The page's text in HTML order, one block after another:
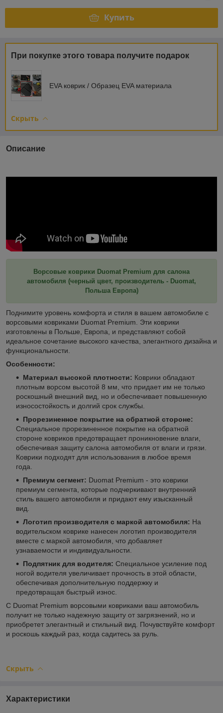
Купить
При покупке этого товара получите подарок
EVA коврик / Образец EVA материала
Скрыть
Описание
Ворсовые коврики Duomat Premium для салона
автомобиля (черный цвет, производитель - Duomat,
Польша Европа)
Поднимите уровень комфорта и стиля в вашем автомобиле с
ворсовыми ковриками Duomat Premium. Эти коврики
изготовлены в Польше, Европа, и представляют собой
идеальное сочетание высокого качества, элегантного дизайна и
функциональности.
Особенности:
Материал высокой плотности: Коврики обладают
плотным ворсом высотой 8 мм, что придает им не только
роскошный внешний вид, но и обеспечивает повышенную
износостойкость и долгий срок службы.
Прорезиненное покрытие на обратной стороне:
Специальное прорезиненное покрытие на обратной
стороне ковриков предотвращает проникновение влаги,
обеспечивая защиту салона автомобиля от влаги и грязи.
Коврики подходят для использования в любое время
года.
Премиум сегмент: Duomat Premium - это коврики
премиум сегмента, которые подчеркивают внутренний
стиль вашего автомобиля и придают ему изысканный
вид.
Логотип производителя с маркой автомобиля: На
водительском коврике нанесен логотип производителя
вместе с маркой автомобиля, что добавляет
узнаваемости и индивидуальности.
Подпятник для водителя: Специальное усиление под
ногой водителя увеличивает прочность в этой области,
обеспечивая дополнительную поддержку и
предотвращая быстрый износ.
С Duomat Premium ворсовыми ковриками ваш автомобиль
получит не только надежную защиту от загрязнений, но и
приобретет элегантный и стильный вид. Почувствуйте комфорт
и роскошь каждый раз, когда садитесь за руль.
Скрыть
Характеристики